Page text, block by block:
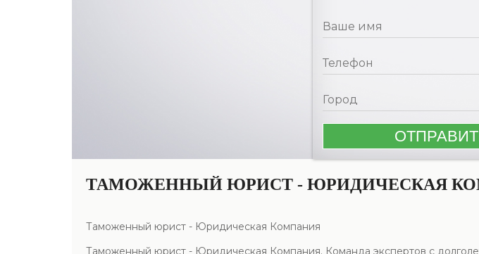
ТАМОЖЕННЫЙ ЮРИСТ - ЮРИДИЧЕСКАЯ
Таможенный юрист - Юридическая Компания
Таможенный юрист - Юридическая Компания. Команда экспертов с